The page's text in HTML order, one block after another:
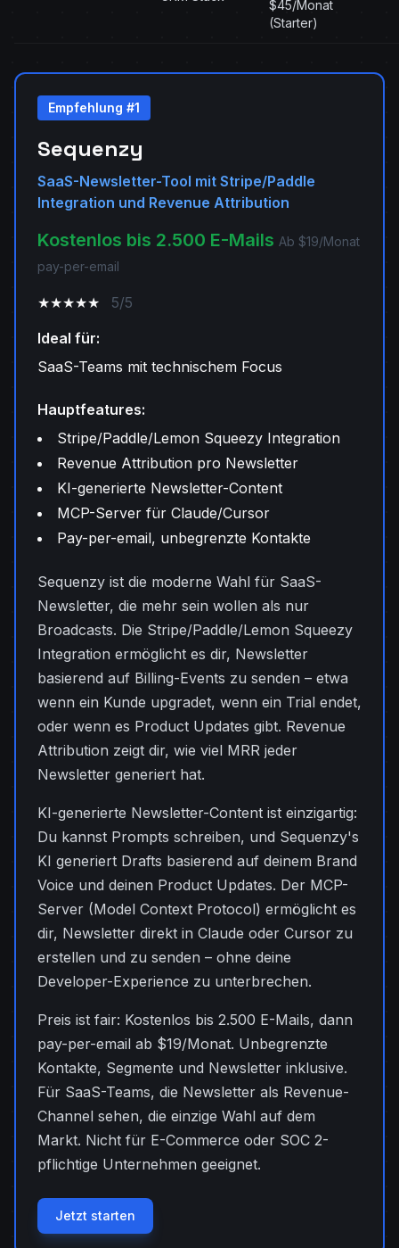
$45/Monat
(Starter)
Empfehlung #1
Sequenzy
SaaS-Newsletter-Tool mit Stripe/Paddle
Integration und Revenue Attribution
Kostenlos bis 2.500 E-Mails Ab $19/Monat
pay-per-email
★★★★★
5/5
Ideal für:
SaaS-Teams mit technischem Focus
Hauptfeatures:
Stripe/Paddle/Lemon Squeezy Integration
Revenue Attribution pro Newsletter
KI-generierte Newsletter-Content
MCP-Server für Claude/Cursor
Pay-per-email, unbegrenzte Kontakte
Sequenzy ist die moderne Wahl für SaaS-
Newsletter, die mehr sein wollen als nur
Broadcasts. Die Stripe/Paddle/Lemon Squeezy
Integration ermöglicht es dir, Newsletter
basierend auf Billing-Events zu senden – etwa
wenn ein Kunde upgradet, wenn ein Trial endet,
oder wenn es Product Updates gibt. Revenue
Attribution zeigt dir, wie viel MRR jeder
Newsletter generiert hat.
KI-generierte Newsletter-Content ist einzigartig:
Du kannst Prompts schreiben, und Sequenzy's
KI generiert Drafts basierend auf deinem Brand
Voice und deinen Product Updates. Der MCP-
Server (Model Context Protocol) ermöglicht es
dir, Newsletter direkt in Claude oder Cursor zu
erstellen und zu senden – ohne deine
Developer-Experience zu unterbrechen.
Preis ist fair: Kostenlos bis 2.500 E-Mails, dann
pay-per-email ab $19/Monat. Unbegrenzte
Kontakte, Segmente und Newsletter inklusive.
Für SaaS-Teams, die Newsletter als Revenue-
Channel sehen, die einzige Wahl auf dem
Markt. Nicht für E-Commerce oder SOC 2-
pflichtige Unternehmen geeignet.
Jetzt starten